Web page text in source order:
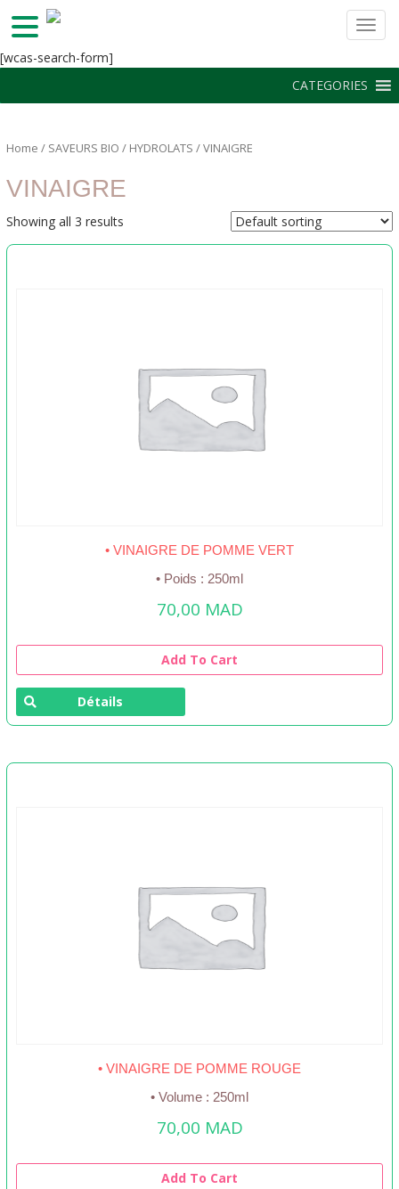
k
p
[wcas-search-form]
CATEGORIES
Home / SAVEURS BIO / HYDROLATS / VINAIGRE
VINAIGRE
Showing all 3 results
• VINAIGRE DE POMME VERT
• Poids : 250ml
70,00 MAD
Add To Cart
Détails
• VINAIGRE DE POMME ROUGE
• Volume : 250ml
70,00 MAD
Add To Cart